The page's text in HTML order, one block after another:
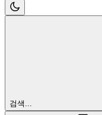
검색...